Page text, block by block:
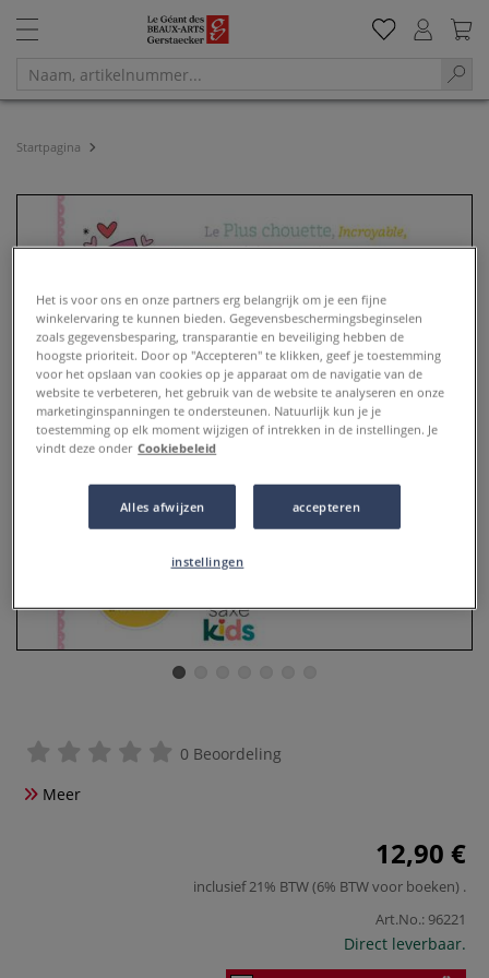
Startpagina
0 Beoordeling
Meer
12,90 €
inclusief 21% BTW (6% BTW voor boeken) .
Art.No.: 96221
Direct leverbaar.
Het is voor ons en onze partners erg belangrijk om je een fijne
winkelervaring te kunnen bieden. Gegevensbeschermingsbeginselen
zoals gegevensbesparing, transparantie en beveiliging hebben de
hoogste prioriteit. Door op "Accepteren" te klikken, geef je toestemming
voor het opslaan van cookies op je apparaat om de navigatie van de
website te verbeteren, het gebruik van de website te analyseren en onze
marketinginspanningen te ondersteunen. Natuurlijk kun je je
toestemming op elk moment wijzigen of intrekken in de instellingen. Je
vindt deze onder Cookiebeleid
Alles afwijzen accepteren
instellingen